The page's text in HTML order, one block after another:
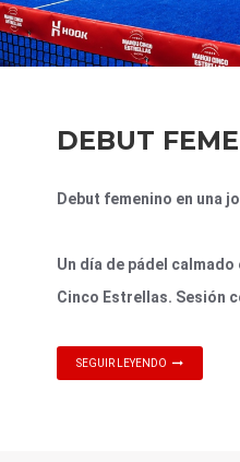
DEBUT
Debut femenino en una
Un día de pádel
Cinco Estrellas. Sesión
SEGUIR LEYENDO